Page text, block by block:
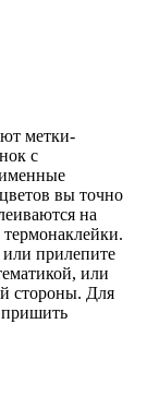
метки-
с
вы точно
на
прилепите
или
стороны. Для